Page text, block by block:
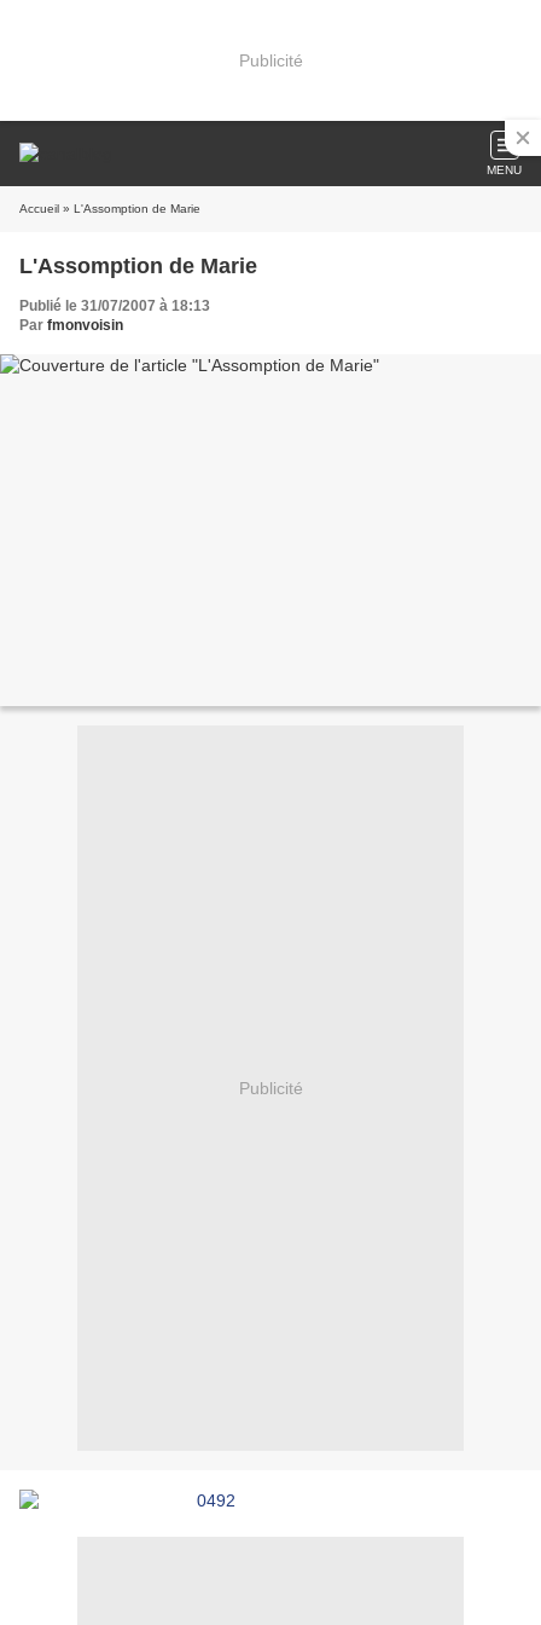
Publicité
MENU
Accueil » L'Assomption de Marie
L'Assomption de Marie
Publié le 31/07/2007 à 18:13
Par fmonvoisin
Publicité